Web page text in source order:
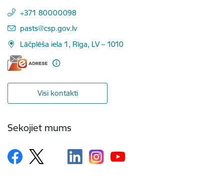
+371 80000098
E-pasts:
pasts@csp.gov.lv
Lāčplēša iela 1, Rīga, LV – 1010
Visi kontakti
Sekojiet mums